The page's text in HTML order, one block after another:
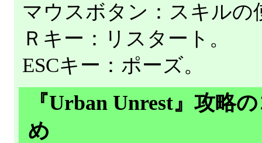
マウスボタン：スキルの
Ｒキー：リスタート。
ESCキー：ポーズ。
『Urban Unrest』攻略
め